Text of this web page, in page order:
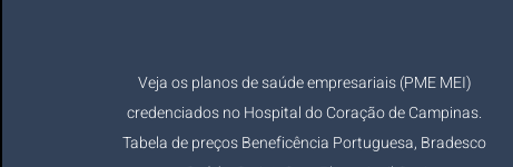
Veja os planos de saúde empresariais (PME MEI)
credenciados no Hospital do Coração de Campinas.
Tabela de preços Beneficência Portuguesa, Bradesco